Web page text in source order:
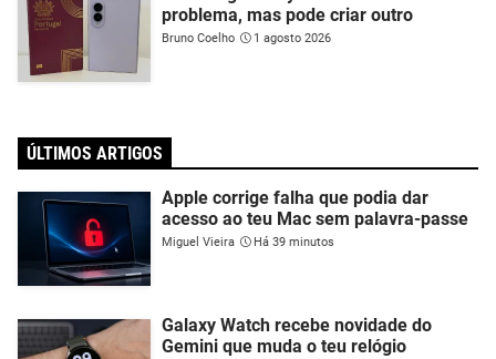
problema, mas pode criar outro
Bruno Coelho 1 agosto 2026
ÚLTIMOS ARTIGOS
Apple corrige falha que podia dar
acesso ao teu Mac sem palavra-passe
Miguel Vieira Há 39 minutos
Galaxy Watch recebe novidade do
Gemini que muda o teu relógio